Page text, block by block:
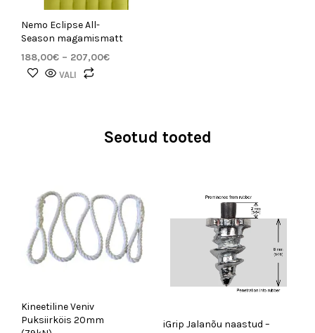
Nemo Eclipse All-
Season magamismatt
188,00€ – 207,00€
VALI
Seotud tooted
Kineetiline Veniv
Puksiirköis 20mm
iGrip Jalanõu naastud –